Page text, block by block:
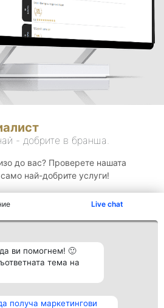
Live chat
ви помогнем! 🙂
тема на
получа маркетингови
- добрите в бранша.
до вас? Проверете нашата
най-добрите услуги!
Класация Контакти